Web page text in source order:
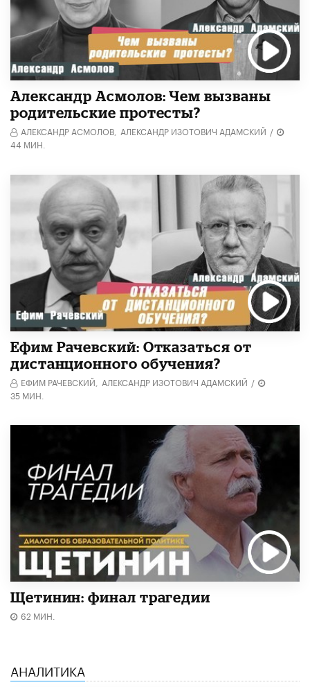
Александр Асмолов: Чем вызваны
родительские протесты?
АЛЕКСАНДР АСМОЛОВ, АЛЕКСАНДР ИЗОТОВИЧ АДАМСКИЙ /
44 МИН.
Ефим Рачевский: Отказаться от
дистанционного обучения?
ЕФИМ РАЧЕВСКИЙ, АЛЕКСАНДР ИЗОТОВИЧ АДАМСКИЙ /
35 МИН.
Щетинин: финал трагедии
62 МИН.
АНАЛИТИКА